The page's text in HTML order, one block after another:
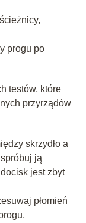
progu po
testów, które
przyrządów
skrzydło a
ją
jest zbyt
płomień